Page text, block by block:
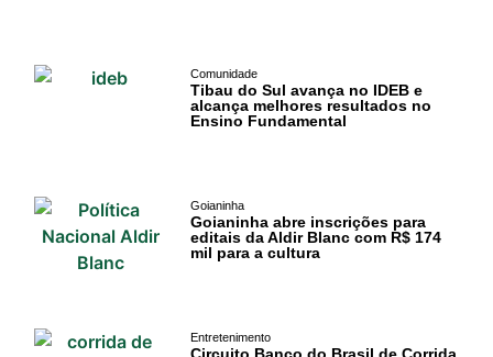
Surf
Serviços Tibau
do Sul
Previsão do
Comunidade
Tibau do Sul avança no IDEB e
alcança melhores resultados no
Ensino Fundamental
Goianinha
Goianinha abre inscrições para
editais da Aldir Blanc com R$ 174
mil para a cultura
Entretenimento